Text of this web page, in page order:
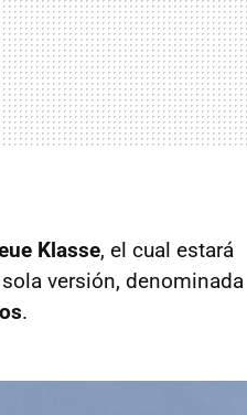
Klasse, el cual estará
versión, denominada
.